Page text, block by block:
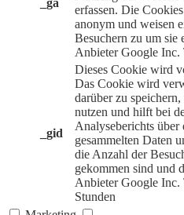
erfassen. Die
anonym und weisen
Besuchern zu um sie
Anbieter Google Inc.
_gid
Dieses Cookie wird
Das Cookie wird
darüber zu
nutzen und hilft bei
Analyseberichts über
gesammelten Daten
die Anzahl der
gekommen sind und
Anbieter Google Inc.
Stunden